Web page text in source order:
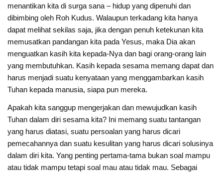
menantikan kita di surga sana – hidup yang dipenuhi dan
dibimbing oleh Roh Kudus. Walaupun terkadang kita hanya
dapat melihat sekilas saja, jika dengan penuh ketekunan kita
memusatkan pandangan kita pada Yesus, maka Dia akan
menguatkan kasih kita kepada-Nya dan bagi orang-orang lain
yang membutuhkan. Kasih kepada sesama memang dapat dan
harus menjadi suatu kenyataan yang menggambarkan kasih
Tuhan kepada manusia, siapa pun mereka.
Apakah kita sanggup mengerjakan dan mewujudkan kasih
Tuhan dalam diri sesama kita? Ini memang suatu tantangan
yang harus diatasi, suatu persoalan yang harus dicari
pemecahannya dan suatu kesulitan yang harus dicari solusinya
dalam diri kita. Yang penting pertama-tama bukan soal mampu
atau tidak mampu tetapi soal mau atau tidak mau. Sebagai